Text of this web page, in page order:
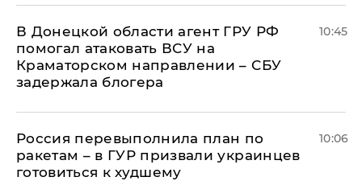
В Донецкой области агент ГРУ РФ
помогал атаковать ВСУ на
Краматорском направлении – СБУ
задержала блогера
10:45
Россия перевыполнила план по
ракетам – в ГУР призвали украинцев
готовиться к худшему
10:06